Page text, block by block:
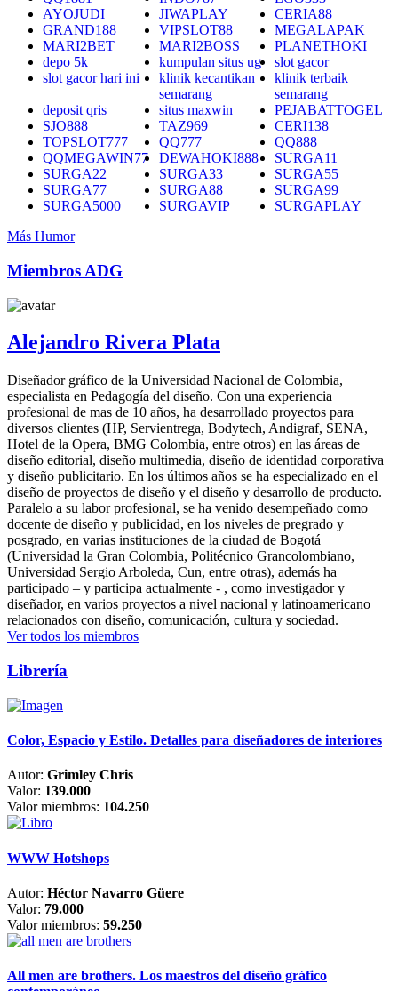
AYOJUDI
JIWAPLAY
CERIA88
GRAND188
VIPSLOT88
MEGALAPAK
MARI2BET
MARI2BOSS
PLANETHOKI
depo 5k
kumpulan situs ug
slot gacor
slot gacor hari ini
klinik kecantikan
semarang
klinik terbaik
semarang
deposit qris
situs maxwin
PEJABATTOGEL
SJO888
TAZ969
CERI138
TOPSLOT777
QQ777
QQ888
QQMEGAWIN77
DEWAHOKI888
SURGA11
SURGA22
SURGA33
SURGA55
SURGA77
SURGA88
SURGA99
SURGA5000
SURGAVIP
SURGAPLAY
Más Humor
Miembros ADG
Alejandro Rivera Plata
Diseñador gráfico de la Universidad Nacional de Colombia,
especialista en Pedagogía del diseño. Con una experiencia
profesional de mas de 10 años, ha desarrollado proyectos para
diversos clientes (HP, Servientrega, Bodytech, Andigraf, SENA,
Hotel de la Opera, BMG Colombia, entre otros) en las áreas de
diseño editorial, diseño multimedia, diseño de identidad corporativa
y diseño publicitario. En los últimos años se ha especializado en el
diseño de proyectos de diseño y el diseño y desarrollo de producto.
Paralelo a su labor profesional, se ha venido desempeñado como
docente de diseño y publicidad, en los niveles de pregrado y
posgrado, en varias instituciones de la ciudad de Bogotá
(Universidad la Gran Colombia, Politécnico Grancolombiano,
Universidad Sergio Arboleda, Cun, entre otras), además ha
participado – y participa actualmente - , como investigador y
diseñador, en varios proyectos a nivel nacional y latinoamericano
relacionados con diseño, comunicación, cultura y sociedad.
Ver todos los miembros
Librería
Color, Espacio y Estilo. Detalles para diseñadores de interiores
Autor: Grimley Chris
Valor: 139.000
Valor miembros: 104.250
WWW Hotshops
Autor: Héctor Navarro Güere
Valor: 79.000
Valor miembros: 59.250
All men are brothers. Los maestros del diseño gráfico